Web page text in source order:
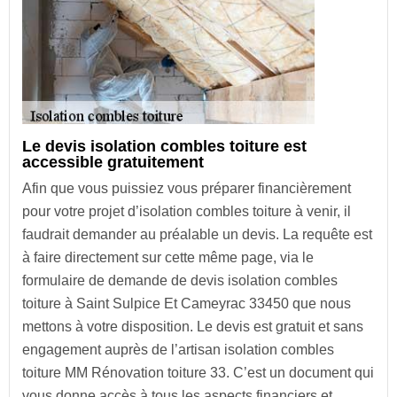
Le devis isolation combles toiture est
accessible gratuitement
Afin que vous puissiez vous préparer financièrement
pour votre projet d’isolation combles toiture à venir, il
faudrait demander au préalable un devis. La requête est
à faire directement sur cette même page, via le
formulaire de demande de devis isolation combles
toiture à Saint Sulpice Et Cameyrac 33450 que nous
mettons à votre disposition. Le devis est gratuit et sans
engagement auprès de l’artisan isolation combles
toiture MM Rénovation toiture 33. C’est un document qui